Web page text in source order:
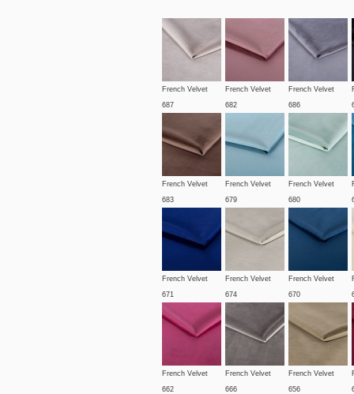
French Velvet
687
French Velvet
682
French Velvet
686
French Velvet
683
French Velvet
679
French Velvet
680
French Velvet
671
French Velvet
674
French Velvet
670
French Velvet
662
French Velvet
666
French Velvet
656